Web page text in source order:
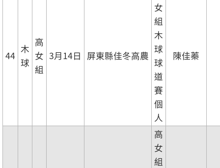
44
木
球
高
女
組
3月14日 屏東縣佳冬高農
女
組
木
球
球
道
賽
個
人
陳佳蓁
高
女
組